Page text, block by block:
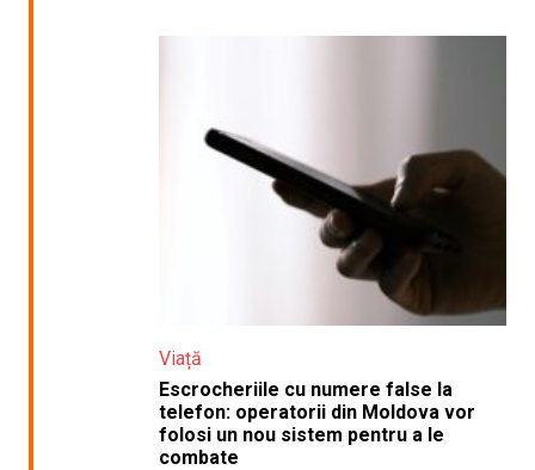
Viață
Escrocheriile cu numere false la
telefon: operatorii din Moldova vor
folosi un nou sistem pentru a le
combate